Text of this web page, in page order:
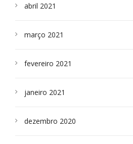
abril 2021
março 2021
fevereiro 2021
janeiro 2021
dezembro 2020